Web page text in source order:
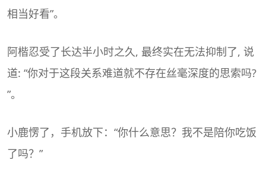
相当好看”。
阿楷忍受了长达半小时之久, 最终实在无法抑制了, 说
道: “你对于这段关系难道就不存在丝毫深度的思索吗?
”。
小鹿愣了，手机放下：“你什么意思？我不是陪你吃饭
了吗？”